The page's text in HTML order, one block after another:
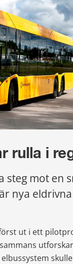
rulla i
steg mot en
nya
ut i ett